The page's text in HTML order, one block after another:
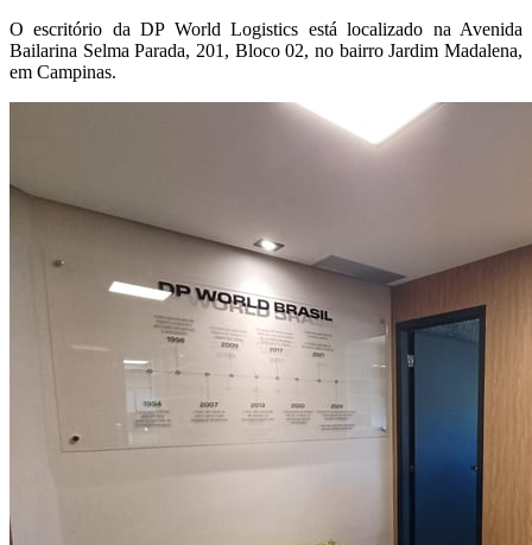
O escritório da DP World Logistics está localizado na Avenida
Bailarina Selma Parada, 201, Bloco 02, no bairro Jardim Madalena,
em Campinas.